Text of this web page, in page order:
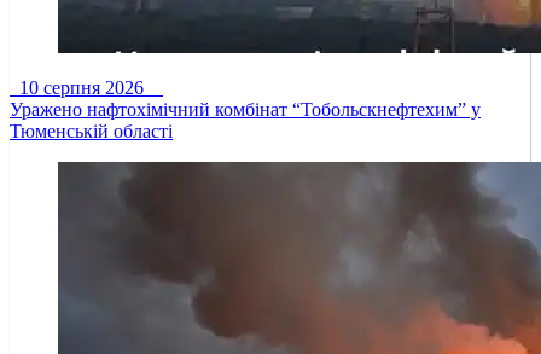
10 серпня 2026
Уражено нафтохімічний комбінат “Тобольскнефтехим” у
Тюменській області